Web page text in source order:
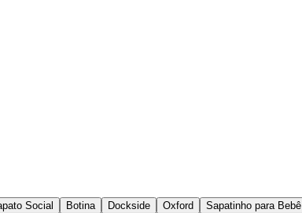
Social Botina Dockside Oxford
Sapatinho para Bebê